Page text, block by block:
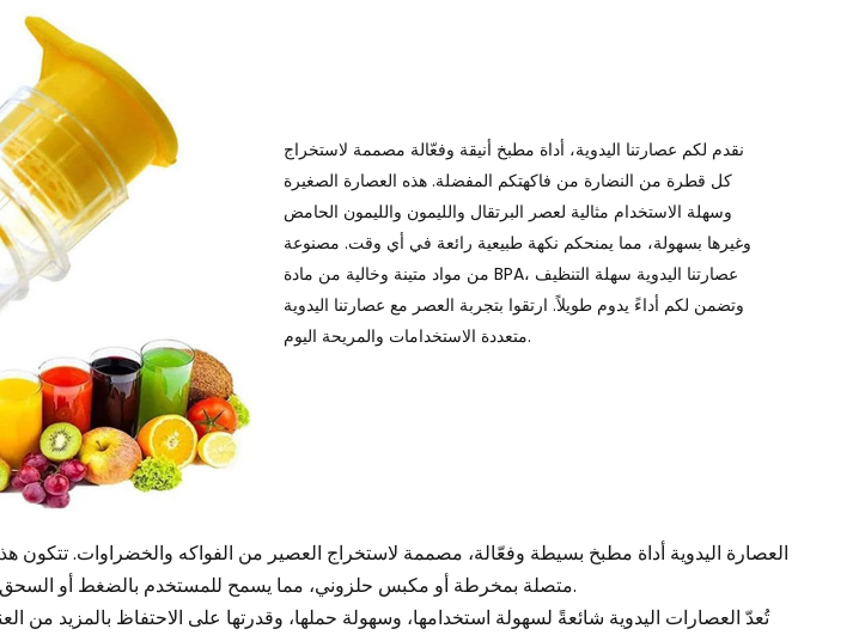
Português
Nederlands
Türkçe
نقدم لكم عصارتنا اليدوية، أداة مطبخ أنيقة وفعّالة مصممة لاستخراج
كل قطرة من النضارة من فاكهتكم المفضلة. هذه العصارة الصغيرة
وسهلة الاستخدام مثالية لعصر البرتقال والليمون والليمون الحامض
وغيرها بسهولة، مما يمنحكم نكهة طبيعية رائعة في أي وقت. مصنوعة
من مواد متينة وخالية من مادة BPA، عصارتنا اليدوية سهلة التنظيف
وتضمن لكم أداءً يدوم طويلاً. ارتقوا بتجربة العصر مع عصارتنا اليدوية
متعددة الاستخدامات والمريحة اليوم.
العصارة اليدوية أداة مطبخ بسيطة وفعّالة، مصممة لاستخراج العصير من الفواكه والخضراوات. تتكون
متصلة بمخرطة أو مكبس حلزوني، مما يسمح للمستخدم بالضغط أو السحق أو لفّ الفاكهة يدويًا لاستخراج العصير.
تُعدّ العصارات اليدوية شائعةً لسهولة استخدامها، وسهولة حملها، وقدرتها على الاحتفاظ بالمزيد من